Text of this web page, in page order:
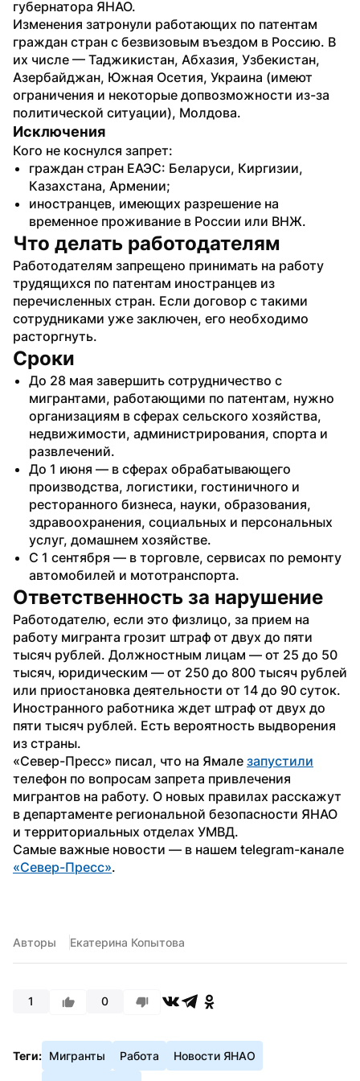
губернатора ЯНАО.
Изменения затронули работающих по патентам
граждан стран с безвизовым въездом в Россию. В
их числе — Таджикистан, Абхазия, Узбекистан,
Азербайджан, Южная Осетия, Украина (имеют
ограничения и некоторые допвозможности из-за
политической ситуации), Молдова.
Исключения
Кого не коснулся запрет:
граждан стран ЕАЭС: Беларуси, Киргизии,
Казахстана, Армении;
иностранцев, имеющих разрешение на
временное проживание в России или ВНЖ.
Что делать работодателям
Работодателям запрещено принимать на работу
трудящихся по патентам иностранцев из
перечисленных стран. Если договор с такими
сотрудниками уже заключен, его необходимо
расторгнуть.
Сроки
До 28 мая завершить сотрудничество с
мигрантами, работающими по патентам, нужно
организациям в сферах сельского хозяйства,
недвижимости, администрирования, спорта и
развлечений.
До 1 июня — в сферах обрабатывающего
производства, логистики, гостиничного и
ресторанного бизнеса, науки, образования,
здравоохранения, социальных и персональных
услуг, домашнем хозяйстве.
С 1 сентября — в торговле, сервисах по ремонту
автомобилей и мототранспорта.
Ответственность за нарушение
Работодателю, если это физлицо, за прием на
работу мигранта грозит штраф от двух до пяти
тысяч рублей. Должностным лицам — от 25 до 50
тысяч, юридическим — от 250 до 800 тысяч рублей
или приостановка деятельности от 14 до 90 суток.
Иностранного работника ждет штраф от двух до
пяти тысяч рублей. Есть вероятность выдворения
из страны.
«Север-Пресс» писал, что на Ямале запустили
телефон по вопросам запрета привлечения
мигрантов на работу. О новых правилах расскажут
в департаменте региональной безопасности ЯНАО
и территориальных отделах УМВД.
«Север-Пресс».
Авторы Екатерина Копытова
1 0
Теги: Мигранты Работа Новости ЯНАО